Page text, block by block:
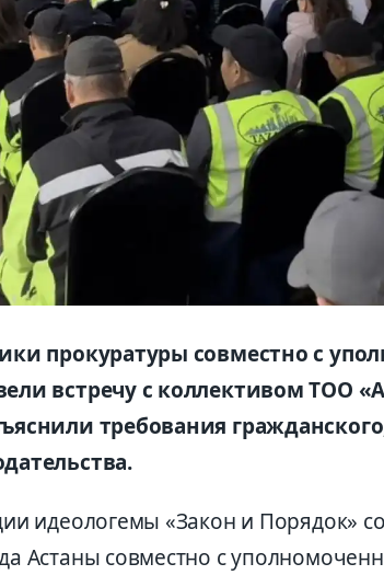
прокуратуры совместно с
встречу с коллективом ТОО
требования
идеологемы «Закон и Порядок»
Астаны совместно с